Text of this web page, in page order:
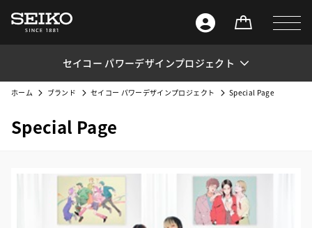
セイコー パワーデザインプロジェクト
ホーム ブランド セイコー パワーデザインプロジェクト Special Page
Special Page